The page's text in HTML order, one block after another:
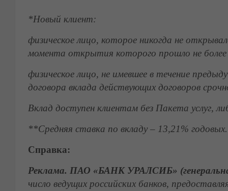
*Новый клиент:
физическое лицо, которое никогда не
момента открытия которого прошло не более
физическое лицо, не имевшее в течение
договора вклада действующих договоров
Вклад доступен клиентам без Пакета услуг,
**Средняя ставка по вкладу– 13,21% годовых.
Справка:
Реклама. ПАО «БАНК УРАЛСИБ»
число ведущих российских банков,